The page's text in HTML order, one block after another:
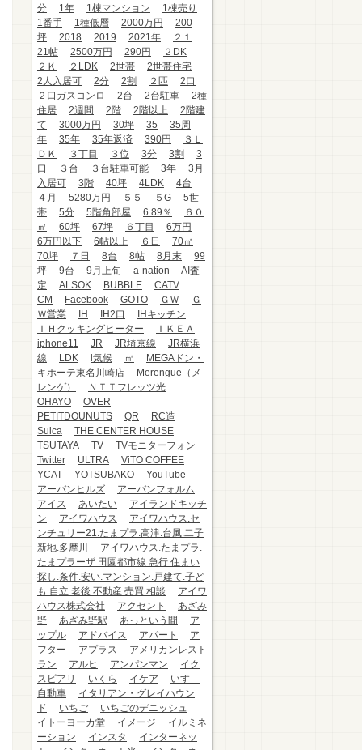
分
1年 1棟マンション
1棟売り
1番手
1種低層 2000万円
200
坪
2018 2019 2021年
２１
21帖
2500万円 290円
２DK
２Ｋ
２LDK 2世帯
2世帯住宅
2人入居可
2分 2割 ２匹
2口
２口ガスコンロ
2台 2台駐車
2種
住居
2週間 2階 2階以上
2階建
て
3000万円 30坪 35
35周
年
35年 35年返済 390円
３Ｌ
ＤＫ
３丁目 ３位 3分 3割
3
口
３台 ３台駐車可能 3年
3月
入居可
3階 40坪 4LDK
4台
４月
5280万円 ５５ ５G
5世
帯
5分 5階角部屋 6.89％
６０
㎡
60坪 67坪 ６丁目
6万円
6万円以下
6帖以上 ６日
70㎡
70坪
７日 8台 8帖 8月末
99
坪
9台 9月上旬 a-nation
AI査
定
ALSOK BUBBLE
CATV
CM
Facebook GOTO ＧＷ
Ｇ
Ｗ営業
IH IH2口
IHキッチン
ＩＨクッキングヒーター
ＩＫＥＡ
iphone11
JR JR埼京線
JR横浜
線
LDK l気候 ㎡
MEGAドン・
キホーテ東名川崎店
Merengue（メ
レンゲ）
ＮＴＴフレッツ光
OHAYO
OVER
PETITDOUNUTS
QR
RC造
Suica
THE CENTER HOUSE
TSUTAYA
TV
TVモニターフォン
Twitter
ULTRA
ViTO COFFEE
YCAT
YOTSUBAKO
YouTube
アーバンヒルズ
アーバンフォルム
アイス
あいたい
アイランドキッチ
ン
アイワハウス
アイワハウス.セ
ンチュリー21.たまプラ.高津.台風.二子
新地.多摩川
アイワハウス.たまプラ.
たまプラーザ.田園都市線.急行.住まい
探し.条件.安い.マンション.戸建て.子ど
も.自立.老後.不動産.売買.相談
アイワ
ハウス株式会社
アクセント
あざみ
野
あざみ野駅 あっという間
ア
ップル
アドバイス アパート
ア
フター
アプラス
アメリカンレスト
ラン
アルヒ アンパンマン
イク
スピアリ
いくら イケア
いすゞ
自動車
イタリアン・グレイハウン
ド
いちご
いちごのデニッシュ
イトーヨーカ堂
イメージ
イルミネ
ーション
インスタ
インターネッ